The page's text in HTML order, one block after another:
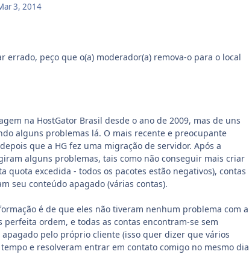
3, 2014
errado, peço que o(a) moderador(a) remova-o para o local
na HostGator Brasil desde o ano de 2009, mas de uns
alguns problemas lá. O mais recente e preocupante
que a HG fez uma migração de servidor. Após a
alguns problemas, tais como não conseguir mais criar
quota excedida - todos os pacotes estão negativos), contas
seu conteúdo apagado (várias contas).
é de que eles não tiveram nenhum problema com a
ordem, e todas as contas encontram-se sem
pelo próprio cliente (isso quer dizer que vários
e resolveram entrar em contato comigo no mesmo dia